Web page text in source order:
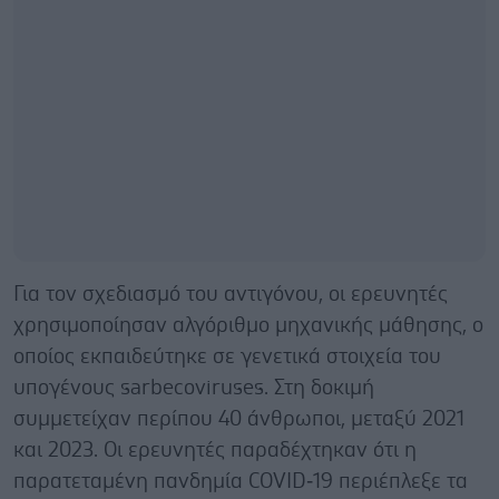
Για τον σχεδιασμό του αντιγόνου, οι ερευνητές
χρησιμοποίησαν αλγόριθμο μηχανικής μάθησης, ο
οποίος εκπαιδεύτηκε σε γενετικά στοιχεία του
υπογένους sarbecoviruses. Στη δοκιμή
συμμετείχαν περίπου 40 άνθρωποι, μεταξύ 2021
και 2023. Οι ερευνητές παραδέχτηκαν ότι η
παρατεταμένη πανδημία COVID‑19 περιέπλεξε τα